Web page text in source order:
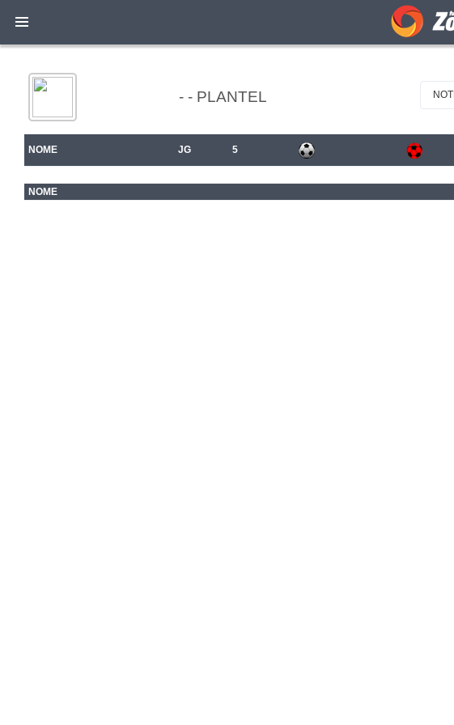
- - PLANTEL
NOME JG 5
NOME